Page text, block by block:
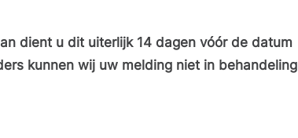
dient u dit uiterlijk 14 dagen vóór de datum
kunnen wij uw melding niet in behandeling